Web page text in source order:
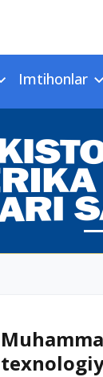
Imtihonlar